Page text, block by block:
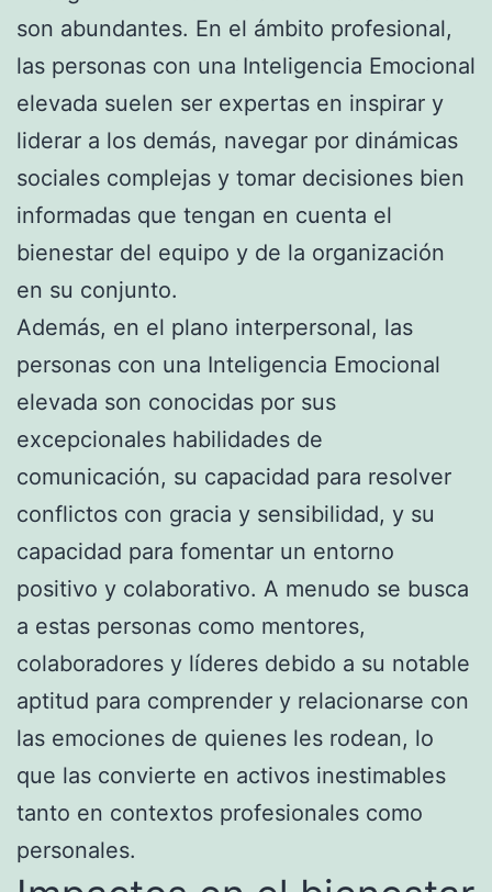
son abundantes. En el ámbito profesional,
las personas con una Inteligencia Emocional
elevada suelen ser expertas en inspirar y
liderar a los demás, navegar por dinámicas
sociales complejas y tomar decisiones bien
informadas que tengan en cuenta el
bienestar del equipo y de la organización
en su conjunto.
Además, en el plano interpersonal, las
personas con una Inteligencia Emocional
elevada son conocidas por sus
excepcionales habilidades de
comunicación, su capacidad para resolver
conflictos con gracia y sensibilidad, y su
capacidad para fomentar un entorno
positivo y colaborativo. A menudo se busca
a estas personas como mentores,
colaboradores y líderes debido a su notable
aptitud para comprender y relacionarse con
las emociones de quienes les rodean, lo
que las convierte en activos inestimables
tanto en contextos profesionales como
personales.